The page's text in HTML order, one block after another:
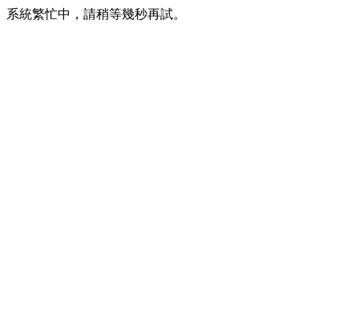
系統繁忙中，請稍等幾秒再試。